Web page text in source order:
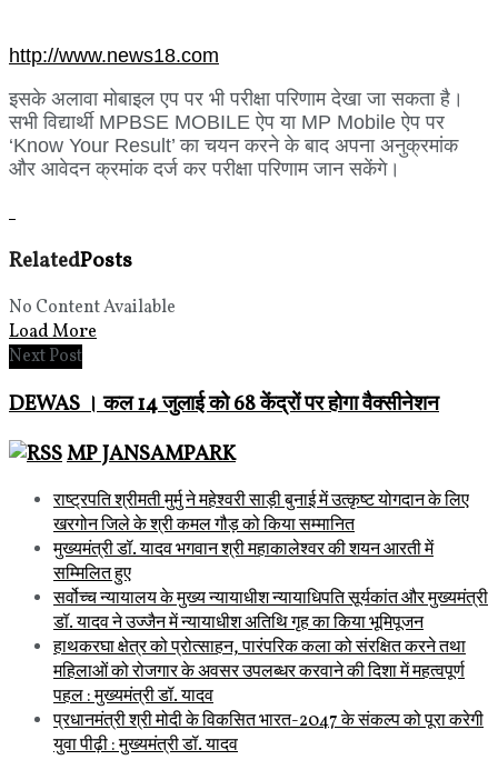
http://www.news18.com
इसके अलावा मोबाइल एप पर भी परीक्षा परिणाम देखा जा सकता है।
सभी विद्यार्थी MPBSE MOBILE ऐप या MP Mobile ऐप पर
‘Know Your Result’ का चयन करने के बाद अपना अनुक्रमांक
और आवेदन क्रमांक दर्ज कर परीक्षा परिणाम जान सकेंगे।
RelatedPosts
No Content Available
Load More
Next Post
DEWAS । कल 14 जुलाई को 68 केंद्रों पर होगा वैक्सीनेशन
MP JANSAMPARK
राष्ट्रपति श्रीमती मुर्मु ने महेश्वरी साड़ी बुनाई में उत्कृष्ट योगदान के लिए
खरगोन जिले के श्री कमल गौड़ को किया सम्मानित
मुख्यमंत्री डॉ. यादव भगवान श्री महाकालेश्‍वर की शयन आरती में
सम्मिलित हुए
सर्वोच्च न्यायालय के मुख्‍य न्‍यायाधीश न्यायाधिपति सूर्यकांत और मुख्यमंत्री
डॉ. यादव ने उज्जैन में न्यायाधीश अतिथि गृह का किया भूमिपूजन
हाथकरघा क्षेत्र को प्रोत्साहन, पारंपरिक कला को संरक्षित करने तथा
महिलाओं को रोजगार के अवसर उपलब्धर करवाने की दिशा में महत्वपूर्ण
पहल : मुख्यमंत्री डॉ. यादव
प्रधानमंत्री श्री मोदी के विकसित भारत-2047 के संकल्प को पूरा करेगी
युवा पीढ़ी : मुख्यमंत्री डॉ. यादव